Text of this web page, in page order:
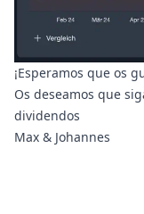
¡Esperamos que os
Os deseamos que
dividendos
Max & Johannes